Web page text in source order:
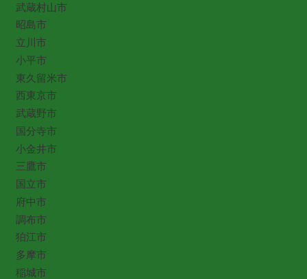
武蔵村山市
昭島市
立川市
小平市
東久留米市
西東京市
武蔵野市
国分寺市
小金井市
三鷹市
国立市
府中市
調布市
狛江市
多摩市
稲城市